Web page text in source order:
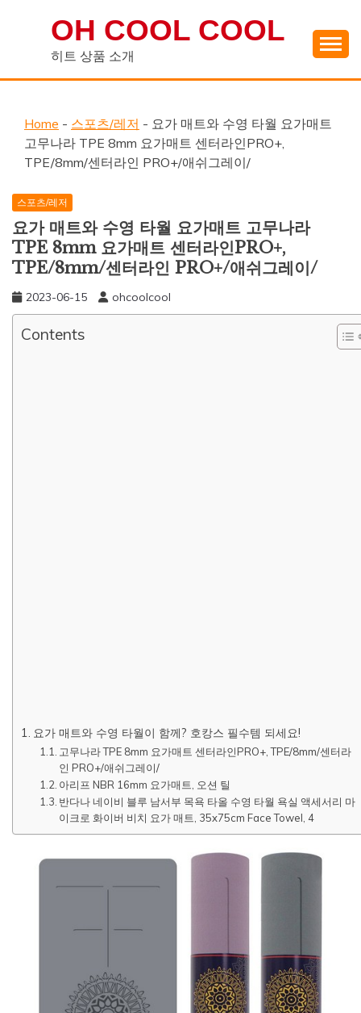
OH COOL COOL
히트 상품 소개
Home - 스포츠/레저 - 요가 매트와 수영 타월 요가매트
고무나라 TPE 8mm 요가매트 센터라인PRO+,
TPE/8mm/센터라인 PRO+/애쉬그레이/
스포츠/레저
요가 매트와 수영 타월 요가매트 고무나라
TPE 8mm 요가매트 센터라인PRO+,
TPE/8mm/센터라인 PRO+/애쉬그레이/
2023-06-15 ohcoolcool
Contents
요가 매트와 수영 타월이 함께? 호캉스 필수템 되세요!
고무나라 TPE 8mm 요가매트 센터라인PRO+, TPE/8mm/센터라
인 PRO+/애쉬그레이/
아리프 NBR 16mm 요가매트, 오션 틸
반다나 네이비 블루 남서부 목욕 타올 수영 타월 욕실 액세서리 마
이크로 화이버 비치 요가 매트, 35x75cm Face Towel, 4